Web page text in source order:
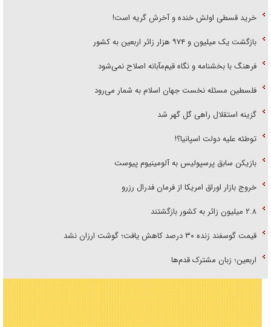
خرید قسطی اولش خنده و آخرش گریه است!
بازگشت یک میلیون و ۹۷۴ هزار زائر اربعین به کشور
فرهنگ با بخشنامه و نگاه قیم‌مآبانه اصلاح نمی‌شود
فلسطین مسئله نخست جهان اسلام به شمار می‌رود
گزینه استقلال راهی گل گهر شد
توطئه علیه دولت اسپانیا؟!
بازیکن سابق پرسپولیس به آلومینیوم پیوست
خروج بازار اوراق امریکا از فرمان فدرال رزرو
۲.۸ میلیون زائر به کشور بازگشتند
قیمت گوسفند زنده ۳۰ درصد کاهش یافت؛ گوشت ارزان نشد
اربعین؛ زبان مشترک قدم‌ها